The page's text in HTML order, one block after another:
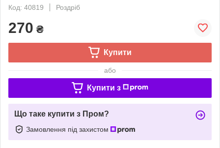
Код: 40819
Роздріб
270 ₴
Купити
або
Купити з
Що таке купити з Пром?
Замовлення під захистом